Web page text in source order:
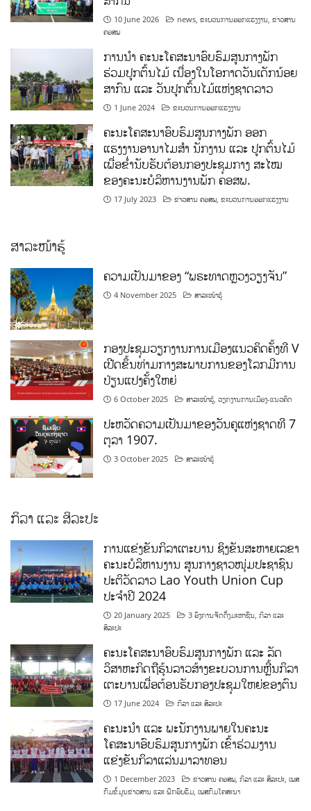
ຄອສພ
ການນໍາ ຄະນະໂຄສະນາອົບຮົມສູນກາງພັກ
ຮ່ວມປູກຕົ້ນໄມ້ ເນື່ອງໃນໂອກາດວັນເດັກນ້ອຍ
ສາກົນ ແລະ ວັນປູກຕົ້ນໄມ້ແຫ່ງຊາດລາວ
1 June 2024 ຂະບວນການອອກແຮງງານ
ຄະນະໂຄສະນາອົບຮົມສູນກາງພັກ ອອກ
ແຮງງານອານາໄມສໍາ ນັກງານ ແລະ ປູກຕົ້ນໄມ້
ເພື່ອຂໍ່ານັບຮັບຕ້ອນກອງປະຊຸມກາງ ສະໄໝ
ຂອງຄະນະບໍລິຫານງານພັກ ຄອສພ.
17 July 2023 ຂ່າວສານ ຄອສພ ຂະບວນການອອກແຮງງານ
4 November 2025
ເປີດຂຶ້ນທ່າມກາງສະພາບການຂອງໂລກມີການ
ປ່ຽນແປງຄັ້ງໃຫຍ່
6 October 2025 ວຽກງານການເມືອງ-ແນວຄິດ
ປະຫວັດຄວາມເປັນມາຂອງວັນຄູແຫ່ງຊາດທີ 7
ຕຸລາ 1907.
3 October 2025 ສາລະໜ້າຮູ້
ຄະນະບໍລິຫານງານ ສູນກາງຊາວໜຸ່ມປະຊາຊົນ
ປະຕິວັດລາວ Lao Youth Union Cup
ປະຈຳປີ 2024
20 January 2025
ກິລາ ແລະ
ສິລະປະ
ຄະນະໂຄສະນາອົບຮົມສູນກາງພັກ ແລະ ລັດ
ວິສາຫະກິດຖືຮຸ້ນລາວສ້າງຂະບວນການຫຼີ້ນກິລາ
ເຕະບານເພື່ອຕ້ອນຮັບກອງປະຊຸມໃຫຍ່ຂອງຕົນ
17 June 2024 ກິລາ ແລະ ສິລະປະ
ຄະນະນຳ ແລະ ພະນັກງານພາຍໃນຄະນະ
ໂຄສະນາອົບຮົມສູນກາງພັກ ເຂົ້າຮ່ວມງານ
ແຂ່ງຂັນກິລາແລ່ນມາລາທອນ
1 December 2023 ຂ່າວສານ ຄອສພ ກິລາ ແລະ ສິລະປະ
ກົມຂໍ້ມູນຂ່າວສານ ແລະ ຝຶກອົບຮົມ,ເພສກົມໂຄສະນາ